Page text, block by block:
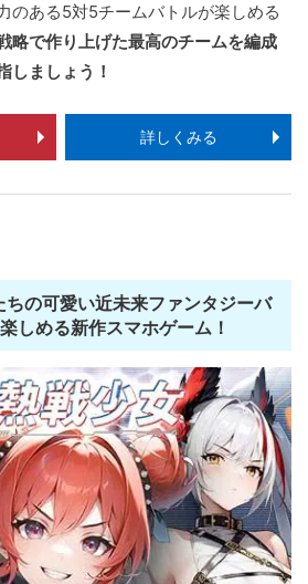
のある5対5チームバトルが楽しめる
略で作り上げた最高のチームを編成
しましょう！
詳しくみる
の可愛い近未来ファンタジーバ
しめる新作スマホゲーム！